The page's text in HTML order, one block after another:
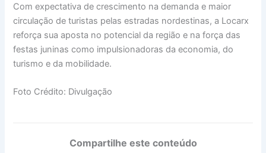
Com expectativa de crescimento na demanda e maior
circulação de turistas pelas estradas nordestinas, a Locarx
reforça sua aposta no potencial da região e na força das
festas juninas como impulsionadoras da economia, do
turismo e da mobilidade.
Foto Crédito: Divulgação
Compartilhe este conteúdo